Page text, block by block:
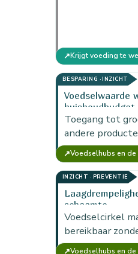
↗
BESPARING · INZICHT
Voedselwaarde
huishoudbudget
Toegang tot
andere
gezondere
voor mensen
financiële…
↗
INZICHT · PREVENTIE
schaamte
Voedselcirkel
bereikbaar
zichtbaar als
↗